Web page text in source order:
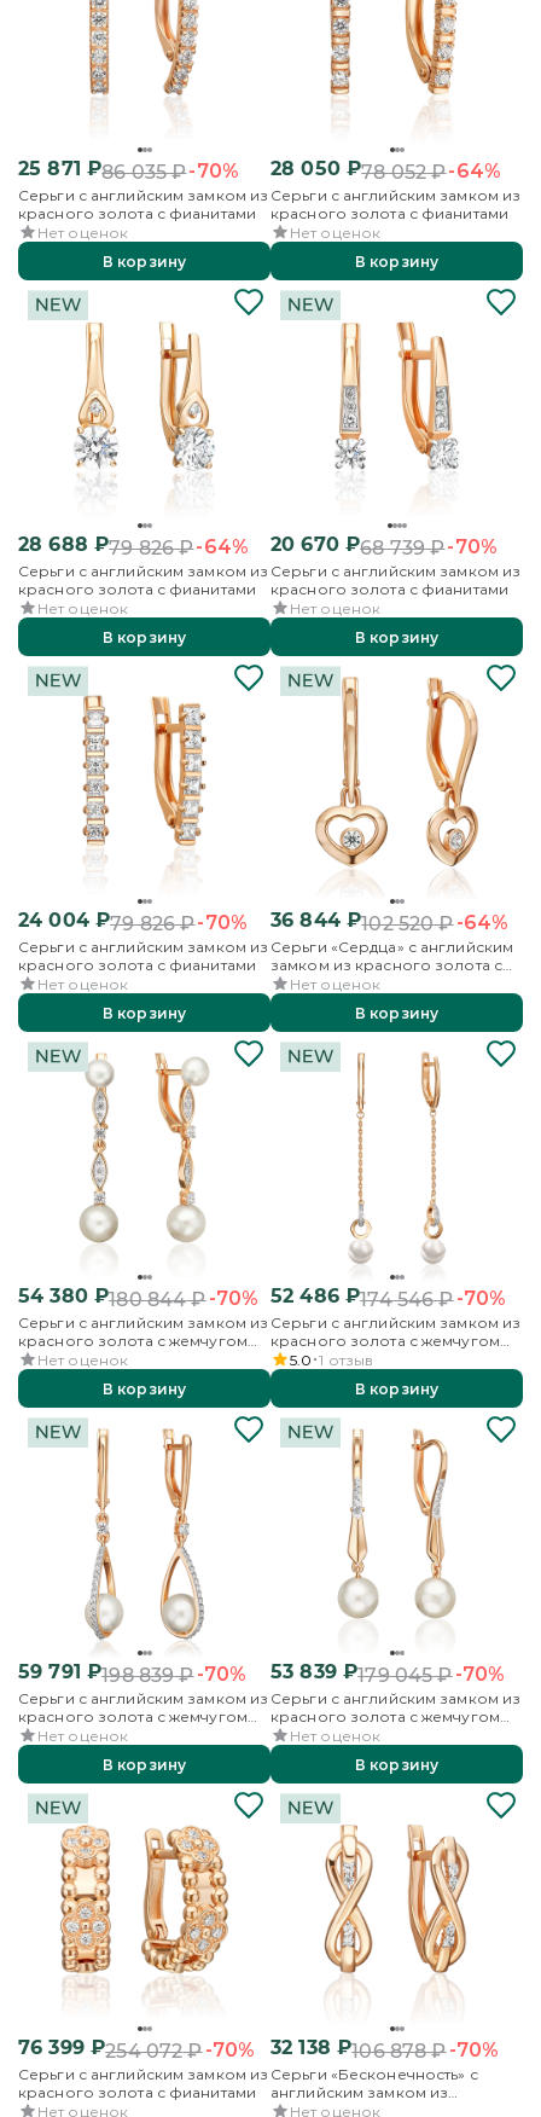
25 871 ₽86 035₽-70%
Серьги с английским замком из
красного золота с фианитами
Нет оценок
В корзину
28 050₽78 052₽-64%
Серьги с английским замком из
красного золота с фианитами
Нет оценок
В корзину
28 688 ₽79 826₽-64%
Серьги с английским замком из
красного золота с фианитами
Нет оценок
В корзину
20 670₽68 739₽-70%
Серьги с английским замком из
красного золота с фианитами
Нет оценок
В корзину
24 004₽79 826₽-70%
Серьги с английским замком из
красного золота с фианитами
Нет оценок
В корзину
36 844₽102 520₽-64%
Серьги «Сердца» с английским
замком из красного золота с
фианитом
Нет оценок
В корзину
54 380₽180 844₽-70%
Серьги с английским замком из
красного золота с жемчугом
культивированным и
фианитами
Нет оценок
В корзину
52 486₽174 546₽-70%
Серьги с английским замком из
красного золота с жемчугом
культивированным и
фианитами
5.0 1 отзыв
В корзину
59 791 ₽198 839₽-70%
Серьги с английским замком из
красного золота с жемчугом
культивированным и
фианитами
Нет оценок
В корзину
53 839₽179 045₽-70%
Серьги с английским замком из
красного золота с жемчугом
культивированным и
фианитами
Нет оценок
В корзину
76 399₽254 072₽-70%
Серьги с английским замком из
красного золота с фианитами
Нет оценок
32 138 ₽106 878₽-70%
Серьги «Бесконечность» с
английским замком из
красного золота с фианитами
Нет оценок